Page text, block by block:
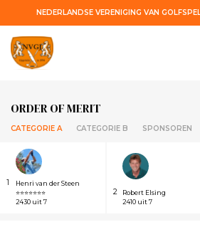
NEDERLANDSE VERENIGING VAN
ORDER OF MERIT
CATEGORIE A CATEGORIE B SPONSOREN
1
Henri van der Steen
⭐⭐⭐⭐⭐⭐⭐
2430 uit 7
2
Robert Elsing
2410 uit 7